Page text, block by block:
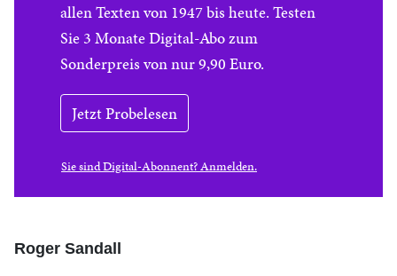
allen Texten von 1947 bis heute. Testen
Sie 3 Monate Digital-Abo zum
Sonderpreis von nur 9,90 Euro.
Jetzt Probelesen
Sie sind Digital-Abonnent? Anmelden.
Roger Sandall